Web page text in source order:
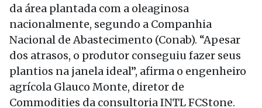
da área plantada com a oleaginosa
nacionalmente, segundo a Companhia
Nacional de Abastecimento (Conab). “Apesar
dos atrasos, o produtor conseguiu fazer seus
plantios na janela ideal”, afirma o engenheiro
agrícola Glauco Monte, diretor de
Commodities da consultoria INTL FCStone.